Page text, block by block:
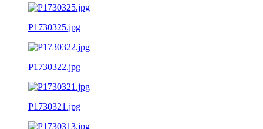
P1730325.jpg
P1730322.jpg
P1730321.jpg